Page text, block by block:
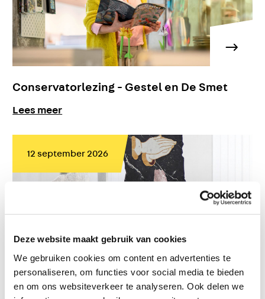
Deze website maakt gebruik van cookies
We gebruiken cookies om content en advertenties te
personaliseren, om functies voor social media te bieden
en om ons websiteverkeer te analyseren. Ook delen we
Conservatorlezing - Gestel en De Smet
Lees meer
12 september 2026